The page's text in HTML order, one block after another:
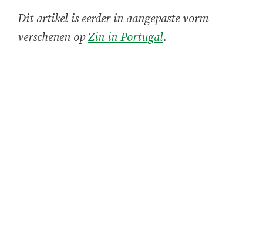
Dit artikel is eerder in aangepaste vorm
verschenen opZin in Portugal.